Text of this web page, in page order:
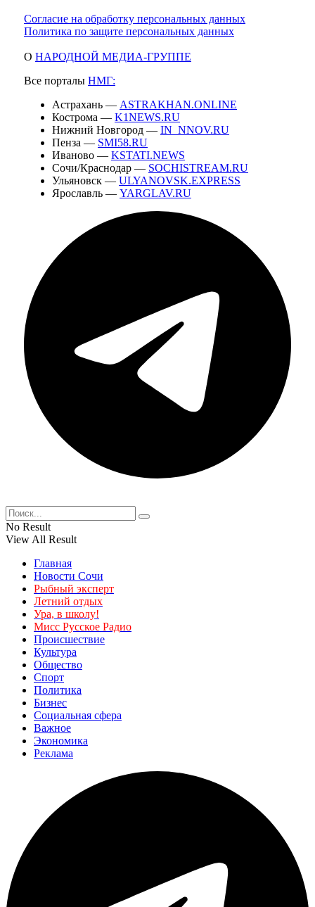
Согласие на обработку персональных данных
Политика по защите персональных данных
О НАРОДНОЙ МЕДИА-ГРУППЕ
Все порталы НМГ:
Астрахань — ASTRAKHAN.ONLINE
Кострома — K1NEWS.RU
Нижний Новгород — IN_NNOV.RU
Пенза — SMI58.RU
Иваново — KSTATI.NEWS
Сочи/Краснодар — SOCHISTREAM.RU
Ульяновск — ULYANOVSK.EXPRESS
Ярославль — YARGLAV.RU
No Result
View All Result
Главная
Новости Сочи
Рыбный эксперт
Летний отдых
Ура, в школу!
Мисс Русское Радио
Происшествие
Культура
Общество
Спорт
Политика
Бизнес
Социальная сфера
Важное
Экономика
Реклама